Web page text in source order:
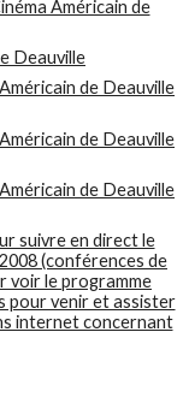
Américain de
Deauville
de Deauville
de Deauville
de Deauville
suivre en direct le
(conférences de
voir le programme
pour venir et assister
internet concernant